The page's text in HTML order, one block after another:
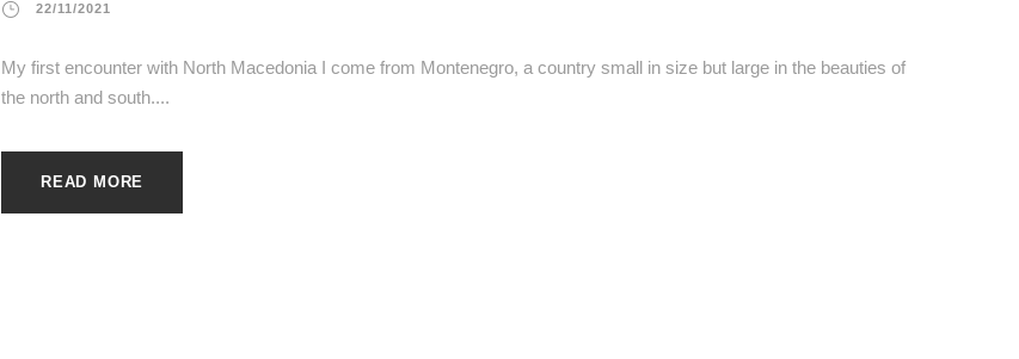
22/11/2021
My first encounter with North Macedonia I come from Montenegro, a country small in size but large in the beauties of
the north and south....
READ MORE